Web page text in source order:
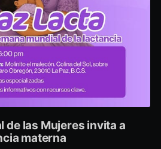
las Mujeres invita a
materna